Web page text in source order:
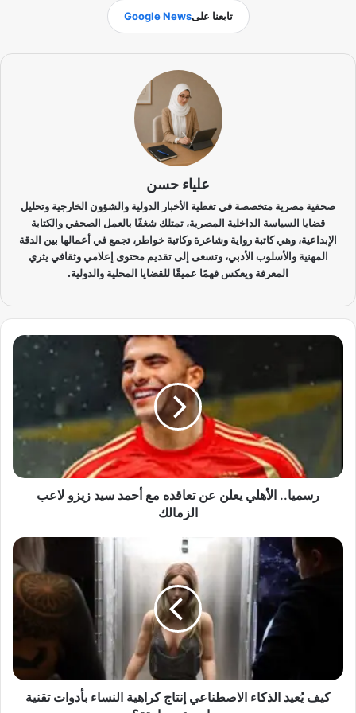
تابعنا علىGoogle News
علياء حسن
صحفية مصرية متخصصة في تغطية الأخبار الدولية والشؤون الخارجية وتحليل
قضايا السياسة الداخلية المصرية، تمتلك شغفًا بالعمل الصحفي والكتابة
الإبداعية، وهي كاتبة رواية وشاعرة وكاتبة خواطر، تجمع في أعمالها بين الدقة
المهنية والأسلوب الأدبي، وتسعى إلى تقديم محتوى إعلامي وثقافي يثري
المعرفة ويعكس فهمًا عميقًا للقضايا المحلية والدولية.
ر
ل
ي
ع
رسميا.. الأهلي يعلن عن تعاقده مع أحمد سيد زيزو لاعب
الزمالك
ك
ل
كيف يُعيد الذكاء الاصطناعي إنتاج كراهية النساء بأدوات تقنية